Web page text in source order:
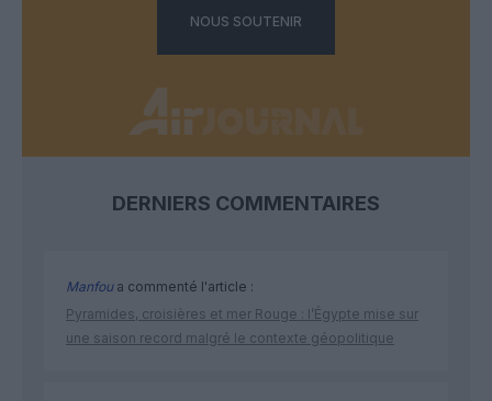
NOUS SOUTENIR
DERNIERS COMMENTAIRES
Manfoua commenté l'article :
Pyramides, croisières et mer Rouge : l’Égypte mise sur
une saison record malgré le contexte géopolitique